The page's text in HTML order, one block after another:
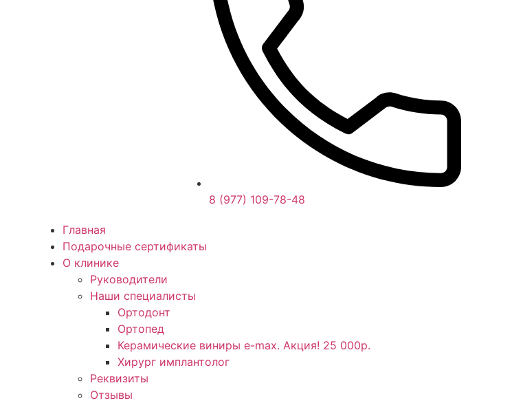
8 (977) 109-78-48
Главная
Подарочные сертификаты
О клинике
Руководители
Наши специалисты
Ортодонт
Ортопед
Керамические виниры e-max. Акция! 25 000р.
Хирург имплантолог
Реквизиты
Отзывы